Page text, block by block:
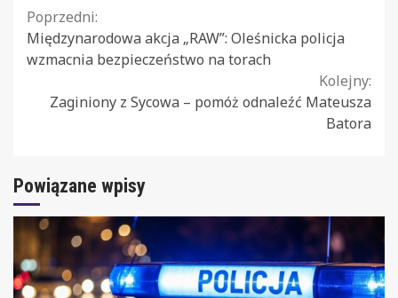
Continue
Reading
Poprzedni:
Międzynarodowa akcja „RAW”: Oleśnicka policja
wzmacnia bezpieczeństwo na torach
Kolejny:
Zaginiony z Sycowa – pomóż odnaleźć Mateusza
Batora
Powiązane wpisy